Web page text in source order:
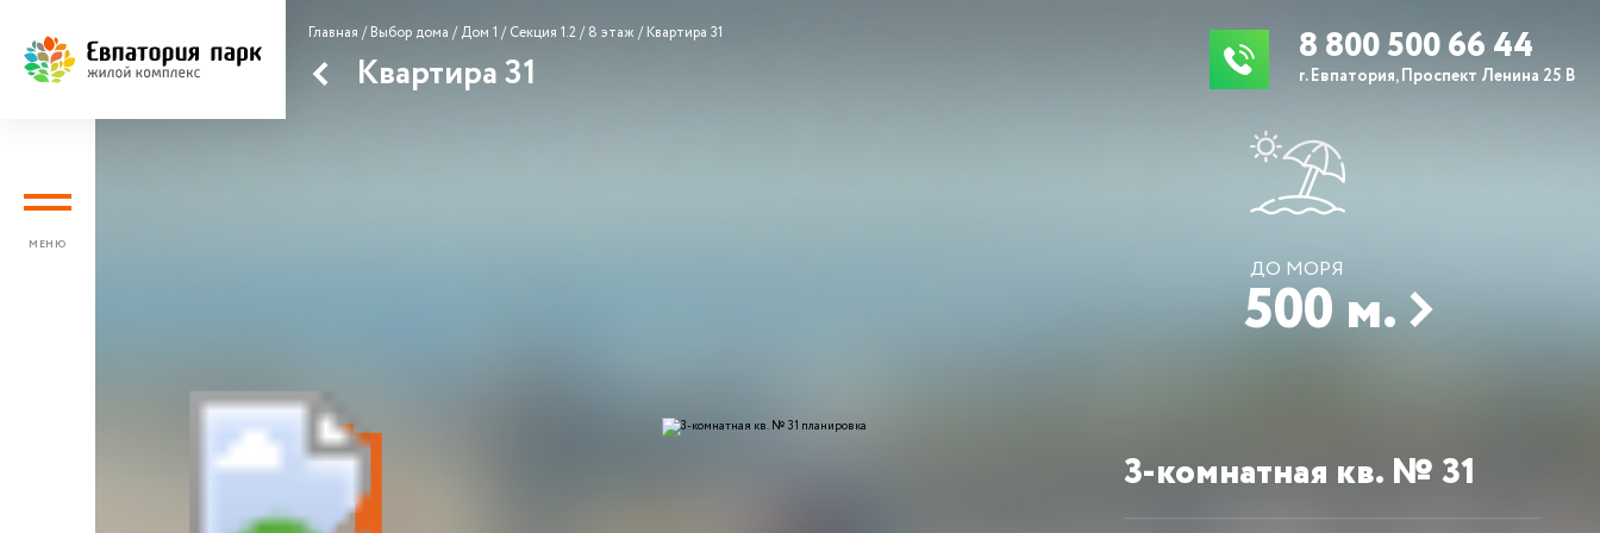
МЕНЮ
Коммерческая недвижимость
Расположение
Главная /Выбор дома /Дом 1 /Секция 1.2/8 этаж / Квартира 31
Квартира 31
8 800 500 66 44
г. Евпатория, Проспект Ленина 25 В
ДО МОРЯ
500 м.
3-комнатная кв. № 31